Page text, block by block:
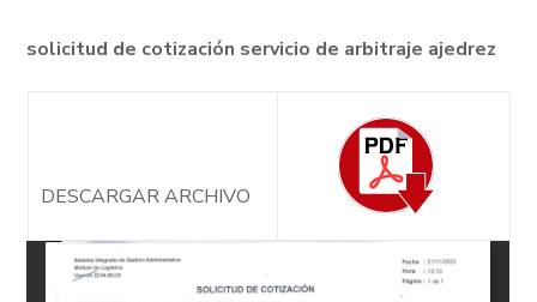
solicitud de cotización servicio de arbitraje ajedrez
DESCARGAR ARCHIVO